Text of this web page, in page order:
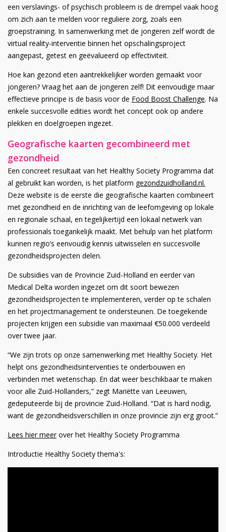
een verslavings- of psychisch probleem is de drempel vaak hoog
om zich aan te melden voor reguliere zorg, zoals een
groepstraining. In samenwerking met de jongeren zelf wordt de
virtual reality-interventie binnen het opschalingsproject
aangepast, getest en geëvalueerd op effectiviteit.
Hoe kan gezond eten aantrekkelijker worden gemaakt voor
jongeren? Vraag het aan de jongeren zelf! Dit eenvoudige maar
effectieve principe is de basis voor de Food Boost Challenge. Na
enkele succesvolle edities wordt het concept ook op andere
plekken en doelgroepen ingezet.
Geografische kaarten gecombineerd met
gezondheid
Een concreet resultaat van het Healthy Society Programma dat
al gebruikt kan worden, is het platform gezondzuidholland.nl.
Deze website is de eerste die geografische kaarten combineert
met gezondheid en de inrichting van de leefomgeving op lokale
en regionale schaal, en tegelijkertijd een lokaal netwerk van
professionals toegankelijk maakt. Met behulp van het platform
kunnen regio’s eenvoudig kennis uitwisselen en succesvolle
gezondheidsprojecten delen.
De subsidies van de Provincie Zuid-Holland en eerder van
Medical Delta worden ingezet om dit soort bewezen
gezondheidsprojecten te implementeren, verder op te schalen
en het projectmanagement te ondersteunen. De toegekende
projecten krijgen een subsidie van maximaal €50.000 verdeeld
over twee jaar.
“We zijn trots op onze samenwerking met Healthy Society. Het
helpt ons gezondheidsinterventies te onderbouwen en
verbinden met wetenschap. En dat weer beschikbaar te maken
voor alle Zuid-Hollanders,” zegt Mariëtte van Leeuwen,
gedeputeerde bij de provincie Zuid-Holland. “Dat is hard nodig,
want de gezondheidsverschillen in onze provincie zijn erg groot.”
Lees hier meerover het Healthy Society Programma
Introductie Healthy Society thema's: